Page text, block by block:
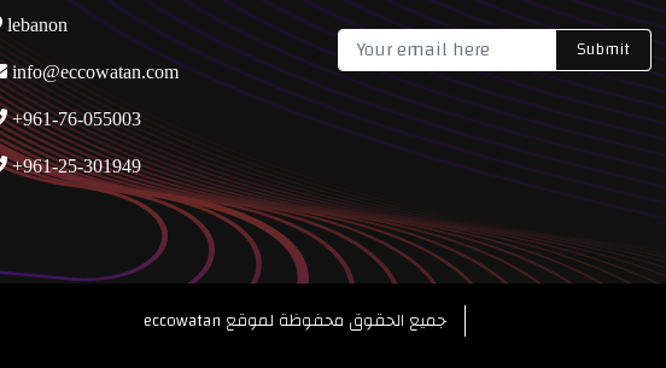
lebanon
info@eccowatan.com
+961-76-055003
+961-25-301949
Submit
eccowatan جميع الحقوق محفوظة لموقع